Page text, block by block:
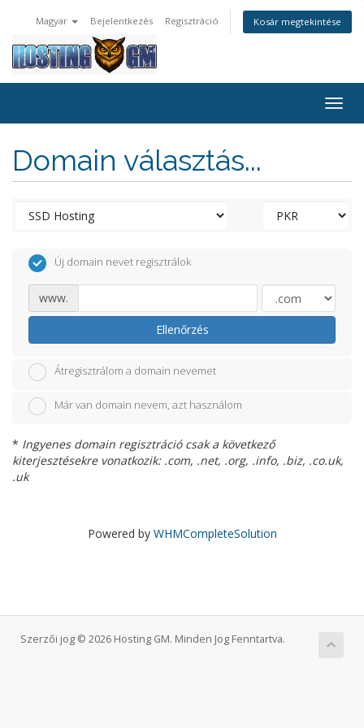
Magyar Bejelentkezés Regisztráció Kosár megtekintése
Domain választás...
Új domain nevet regisztrálok
www.
Ellenőrzés
Átregisztrálom a domain nevemet
Már van domain nevem, azt használom
* Ingyenes domain regisztráció csak a következő
kiterjesztésekre vonatkozik: .com, .net, .org, .info, .biz, .co.uk,
.uk
Powered by WHMCompleteSolution
Szerzői jog © 2026 Hosting GM. Minden Jog Fenntartva.